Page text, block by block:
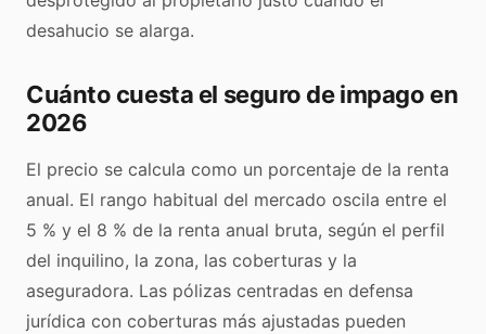
desahucio se alarga.
Cuánto cuesta el seguro de impago en
2026
El precio se calcula como un porcentaje de la renta
anual. El rango habitual del mercado oscila entre el
5 % y el 8 % de la renta anual bruta, según el perfil
del inquilino, la zona, las coberturas y la
aseguradora. Las pólizas centradas en defensa
jurídica con coberturas más ajustadas pueden